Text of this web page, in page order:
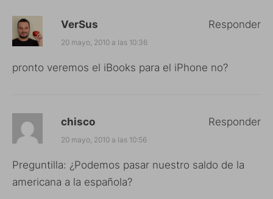
VerSus
20 mayo, 2010 a las 10:36
pronto veremos el iBooks para el iPhone no?
Responder
chisco
20 mayo, 2010 a las 10:56
Preguntilla: ¿Podemos pasar nuestro saldo de la
americana a la española?
Responder